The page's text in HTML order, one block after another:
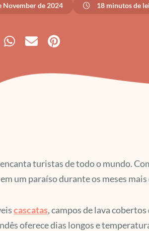
November de 2024 18 minutos de
turistas de todo o mundo.
um paraíso durante os meses
cascatas, campos de lava cobertos
oferece dias longos e